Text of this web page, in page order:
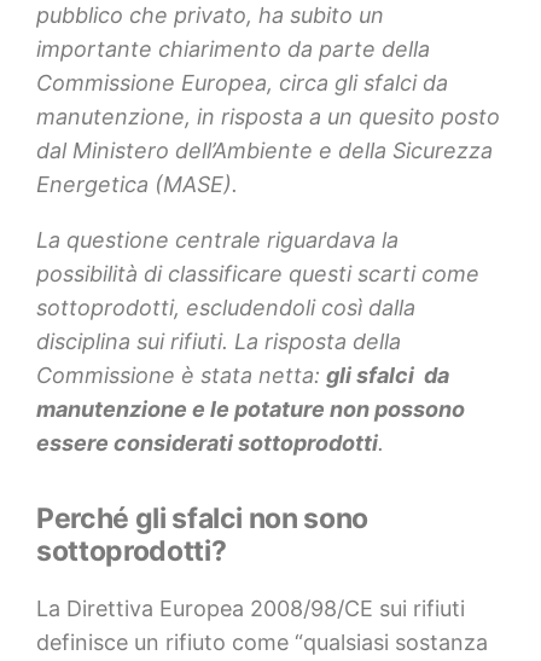
pubblico che privato, ha subito un
importante chiarimento da parte della
Commissione Europea, circa gli sfalci da
manutenzione, in risposta a un quesito posto
dal Ministero dell’Ambiente e della Sicurezza
Energetica (MASE).
La questione centrale riguardava la
possibilità di classificare questi scarti come
sottoprodotti, escludendoli così dalla
disciplina sui rifiuti. La risposta della
Commissione è stata netta: gli sfalci da
manutenzione e le potature non possono
essere considerati sottoprodotti.
Perché gli sfalci non sono
sottoprodotti?
La Direttiva Europea 2008/98/CE sui rifiuti
definisce un rifiuto come “qualsiasi sostanza